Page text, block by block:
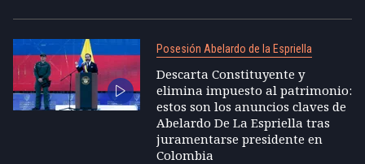
Posesión Abelardo de la Espriella
Descarta Constituyente y
elimina impuesto al patrimonio:
estos son los anuncios claves de
Abelardo De La Espriella tras
juramentarse presidente en
Colombia